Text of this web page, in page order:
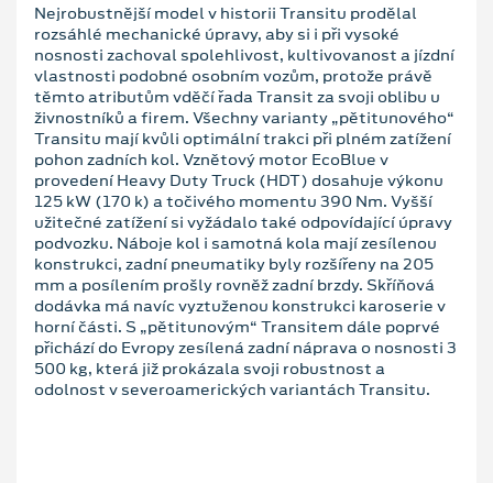
Nejrobustnější model v historii Transitu prodělal
rozsáhlé mechanické úpravy, aby si i při vysoké
nosnosti zachoval spolehlivost, kultivovanost a jízdní
vlastnosti podobné osobním vozům, protože právě
těmto atributům vděčí řada Transit za svoji oblibu u
živnostníků a firem. Všechny varianty „pětitunového“
Transitu mají kvůli optimální trakci při plném zatížení
pohon zadních kol. Vznětový motor EcoBlue v
provedení Heavy Duty Truck (HDT) dosahuje výkonu
125 kW (170 k) a točivého momentu 390 Nm. Vyšší
užitečné zatížení si vyžádalo také odpovídající úpravy
podvozku. Náboje kol i samotná kola mají zesílenou
konstrukci, zadní pneumatiky byly rozšířeny na 205
mm a posílením prošly rovněž zadní brzdy. Skříňová
dodávka má navíc vyztuženou konstrukci karoserie v
horní části. S „pětitunovým“ Transitem dále poprvé
přichází do Evropy zesílená zadní náprava o nosnosti 3
500 kg, která již prokázala svoji robustnost a
odolnost v severoamerických variantách Transitu.